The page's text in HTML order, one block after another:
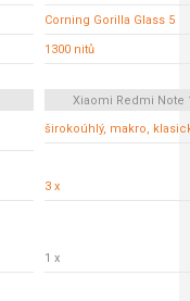
Corning Gorilla Glass 5
1300 nitů
Xiaomi Redmi Note
širokoúhlý, makro,
3 x
1 x